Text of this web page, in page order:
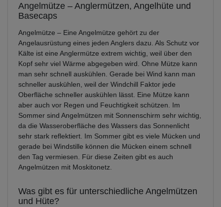
Angelmütze – Anglermützen, Angelhüte und
Basecaps
Angelmütze – Eine Angelmütze gehört zu der
Angelausrüstung eines jeden Anglers dazu. Als Schutz vor
Kälte ist eine Anglermütze extrem wichtig, weil über den
Kopf sehr viel Wärme abgegeben wird. Ohne Mütze kann
man sehr schnell auskühlen. Gerade bei Wind kann man
schneller auskühlen, weil der Windchill Faktor jede
Oberfläche schneller auskühlen lässt. Eine Mütze kann
aber auch vor Regen und Feuchtigkeit schützen. Im
Sommer sind Angelmützen mit Sonnenschirm sehr wichtig,
da die Wasseroberfläche des Wassers das Sonnenlicht
sehr stark reflektiert. Im Sommer gibt es viele Mücken und
gerade bei Windstille können die Mücken einem schnell
den Tag vermiesen. Für diese Zeiten gibt es auch
Angelmützen mit Moskitonetz.
Was gibt es für unterschiedliche Angelmützen
und Hüte?